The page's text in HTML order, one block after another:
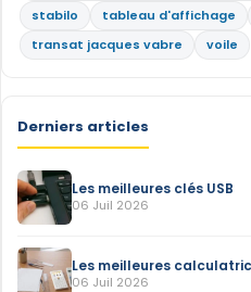
stabilo
tableau d'affichage
transat jacques vabre
voile
Derniers articles
Les meilleures clés USB
06 Juil 2026
Les meilleures
06 Juil 2026